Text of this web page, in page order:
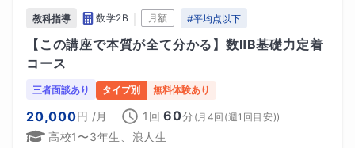
です。
学歴
【学歴】
2013年　私立成城中学卒業
2016年　私立成城高校卒業
2021年　早稲田大学先進理工学部応用物理学科卒業
教科指導 数学2B 月額 #平均点以下
【この講座で本質が全て分かる】数ⅡB基礎力定着
コース
三者面談あり タイプ別 無料体験あり
20,000円 /月 1回 60分 ( 月4回(週1回目安))
高校1〜3年生、浪人生